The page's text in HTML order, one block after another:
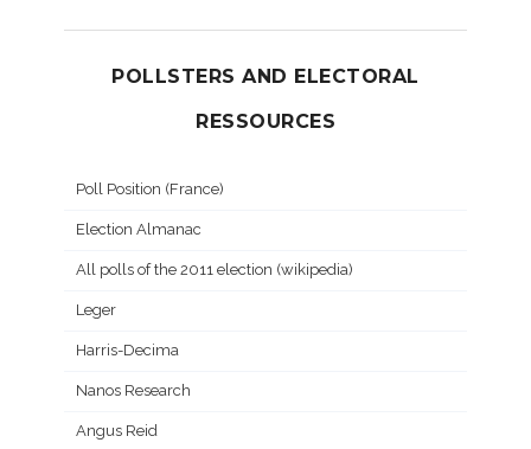
POLLSTERS AND ELECTORAL
RESSOURCES
Poll Position (France)
Election Almanac
All polls of the 2011 election (wikipedia)
Leger
Harris-Decima
Nanos Research
Angus Reid